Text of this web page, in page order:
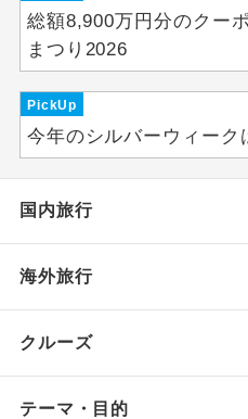
総額8,900万円分のクー
まつり2026
PickUp
今年のシルバーウィーク
国内旅行
海外旅行
クルーズ
テーマ・目的